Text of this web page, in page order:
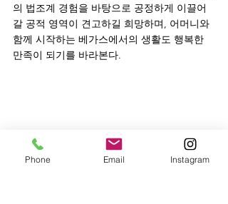
의 법조계 경험을 바탕으로 공정하게 이끌어
갈 공적 영역이 견고하길 희망하며, 어머니와
함께 시작하는 베가스에서의 생활도 행복한
만족이 되기를 바라본다.
Phone Email Instagram